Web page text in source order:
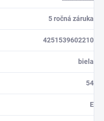
5 ročná záruka
4251539602210
biela
54
E